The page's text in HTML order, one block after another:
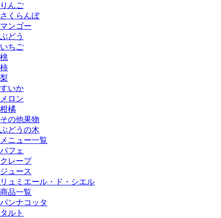
りんご
さくらんぼ
マンゴー
ぶどう
いちご
桃
柿
梨
すいか
メロン
柑橘
その他果物
ぶどうの木
メニュー一覧
パフェ
クレープ
ジュース
リュミエール・ド・シエル
商品一覧
パンナコッタ
タルト